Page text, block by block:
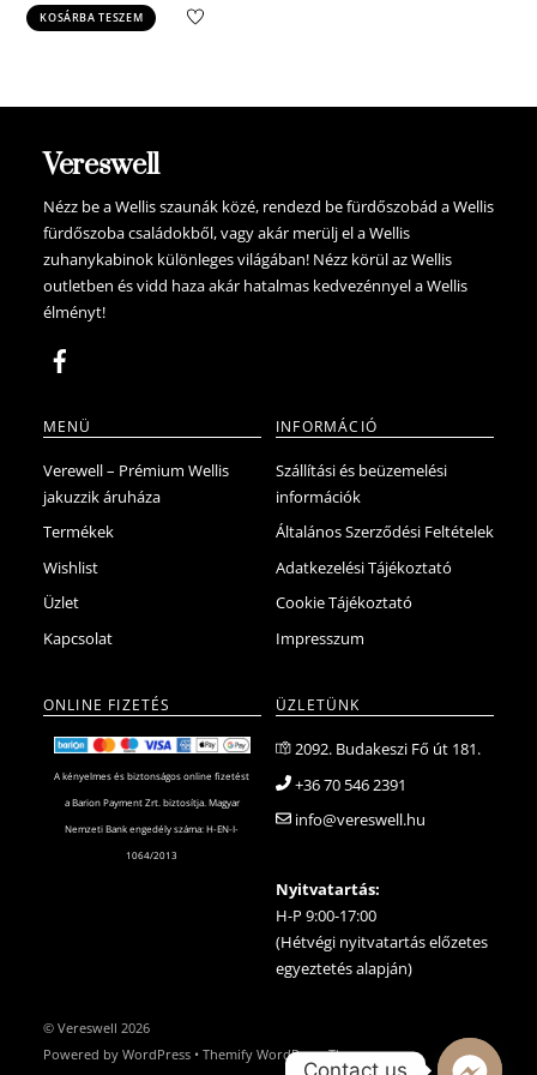
was:
is:
KOSÁRBA TESZEM
Vereswell
Nézz be a Wellis szaunák közé, rendezd be fürdőszobád a Wellis
fürdőszoba családokből, vagy akár merülj el a Wellis
zuhanykabinok különleges világában! Nézz körül az Wellis
outletben és vidd haza akár hatalmas kedvezénnyel a Wellis
élményt!
MENÜ
Verewell – Prémium Wellis
jakuzzik áruháza
Termékek
Wishlist
Üzlet
Kapcsolat
INFORMÁCIÓ
Szállítási és beüzemelési
információk
Általános Szerződési Feltételek
Adatkezelési Tájékoztató
Cookie Tájékoztató
Impresszum
ONLINE FIZETÉS
A kényelmes és biztonságos online fizetést
a Barion Payment Zrt. biztosítja. Magyar
Nemzeti Bank engedély száma: H-EN-I-
1064/2013
ÜZLETÜNK
2092. Budakeszi Fő út 181.
+36 70 546 2391
info@vereswell.hu
Nyitvatartás:
H-P 9:00-17:00
(Hétvégi nyitvatartás előzetes
egyeztetés alapján)
© Vereswell 2026
Powered by WordPress• Themify WordPress Themes
Contact us